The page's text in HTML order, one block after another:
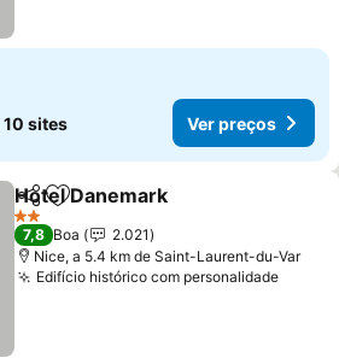
10 sites Ver preços
PartilharAdicionar aos favoritos
Hotel Danemark
2 Estrelas
7,8 Boa
2.021
Nice, a 5.4 km de Saint-Laurent-du-Var
Edifício histórico com personalidade